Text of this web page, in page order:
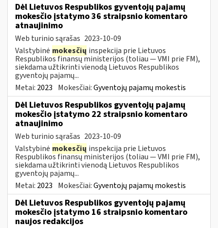
Dėl Lietuvos Respublikos gyventojų pajamų
mokesčio įstatymo 36 straipsnio komentaro
atnaujinimo
Web turinio sąrašas 2023-10-09
Valstybinė mokesčių inspekcija prie Lietuvos
Respublikos finansų ministerijos (toliau — VMI prie FM),
siekdama užtikrinti vienodą Lietuvos Respublikos
gyventojų pajamų...
Metai: 2023 Mokesčiai:Gyventojų pajamų mokestis
Dėl Lietuvos Respublikos gyventojų pajamų
mokesčio įstatymo 22 straipsnio komentaro
atnaujinimo
Web turinio sąrašas 2023-10-09
Valstybinė mokesčių inspekcija prie Lietuvos
Respublikos finansų ministerijos (toliau — VMI prie FM),
siekdama užtikrinti vienodą Lietuvos Respublikos
gyventojų pajamų...
Metai: 2023 Mokesčiai:Gyventojų pajamų mokestis
Dėl Lietuvos Respublikos gyventojų pajamų
mokesčio įstatymo 16 straipsnio komentaro
naujos redakcijos